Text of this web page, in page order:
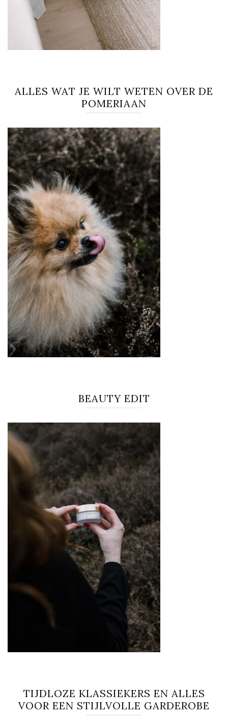
ALLES WAT JE WILT WETEN OVER DE
POMERIAAN
BEAUTY EDIT
TIJDLOZE KLASSIEKERS EN ALLES
VOOR EEN STIJLVOLLE GARDEROBE